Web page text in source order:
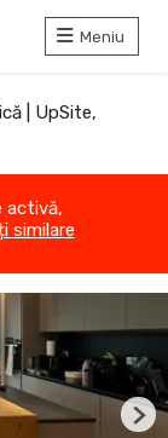
Meniu
| UpSite,
activă,
similare